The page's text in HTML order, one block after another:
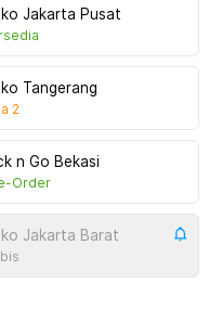
Jakarta Pusat
Tangerang
2
n Go Bekasi
Order
Jakarta Barat